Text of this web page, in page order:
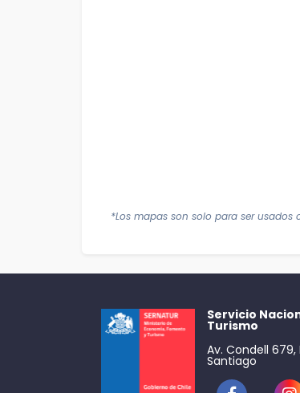
*Los mapas son solo para ser usados
Servicio
Turismo
Av. Condell
Santiago